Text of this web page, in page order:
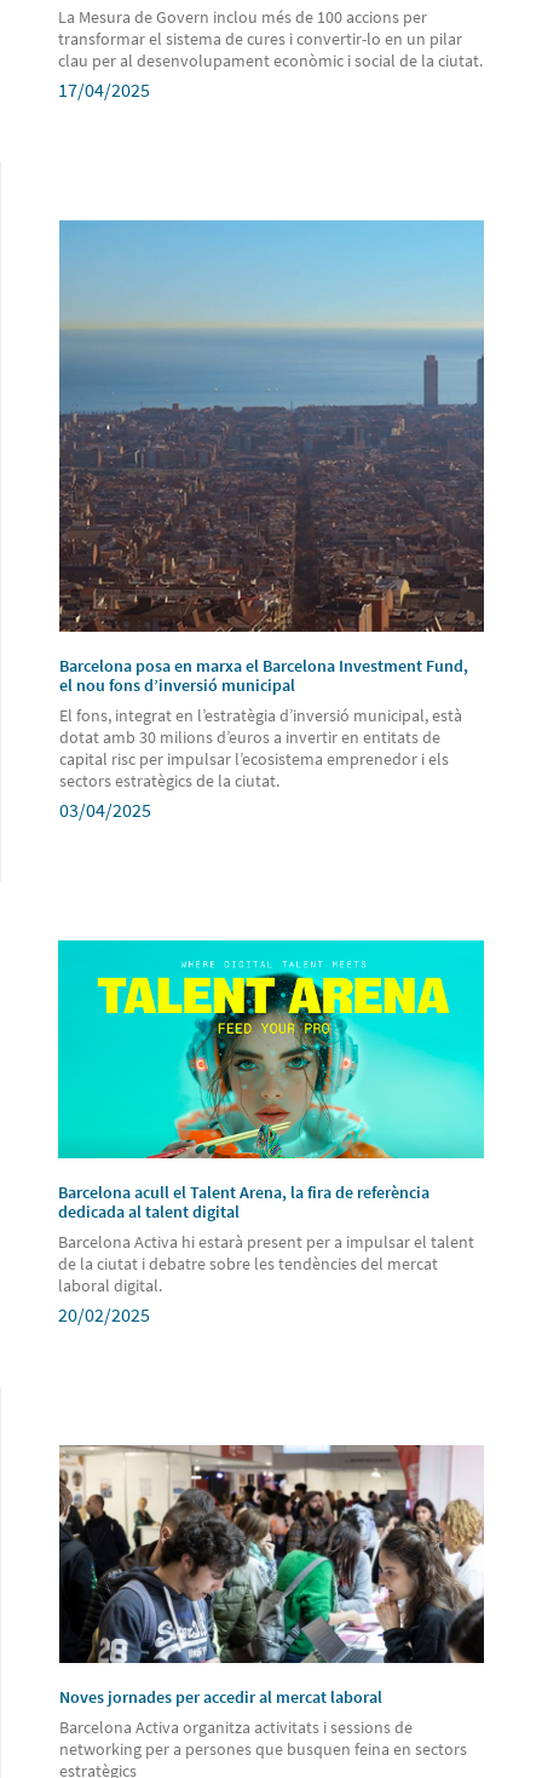
La Mesura de Govern inclou més de 100 accions per
transformar el sistema de cures i convertir-lo en un pilar
clau per al desenvolupament econòmic i social de la ciutat.
17/04/2025
Barcelona posa en marxa el Barcelona Investment Fund,
el nou fons d’inversió municipal
El fons, integrat en l’estratègia d’inversió municipal, està
dotat amb 30 milions d’euros a invertir en entitats de
capital risc per impulsar l’ecosistema emprenedor i els
sectors estratègics de la ciutat.
03/04/2025
Barcelona acull el Talent Arena, la fira de referència
dedicada al talent digital
Barcelona Activa hi estarà present per a impulsar el talent
de la ciutat i debatre sobre les tendències del mercat
laboral digital.
20/02/2025
Noves jornades per accedir al mercat laboral
Barcelona Activa organitza activitats i sessions de
networking per a persones que busquen feina en sectors
estratègics